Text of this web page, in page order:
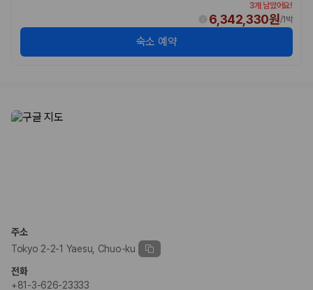
3개 남았어요!
6,342,330원/1박
숙소 예약
주소
Tokyo 2-2-1 Yaesu, Chuo-ku
전화
+81-3-626-23333